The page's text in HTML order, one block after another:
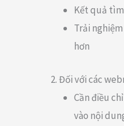
Kết quả
Trải
hơn
Đối với các
Cần điều
vào nội